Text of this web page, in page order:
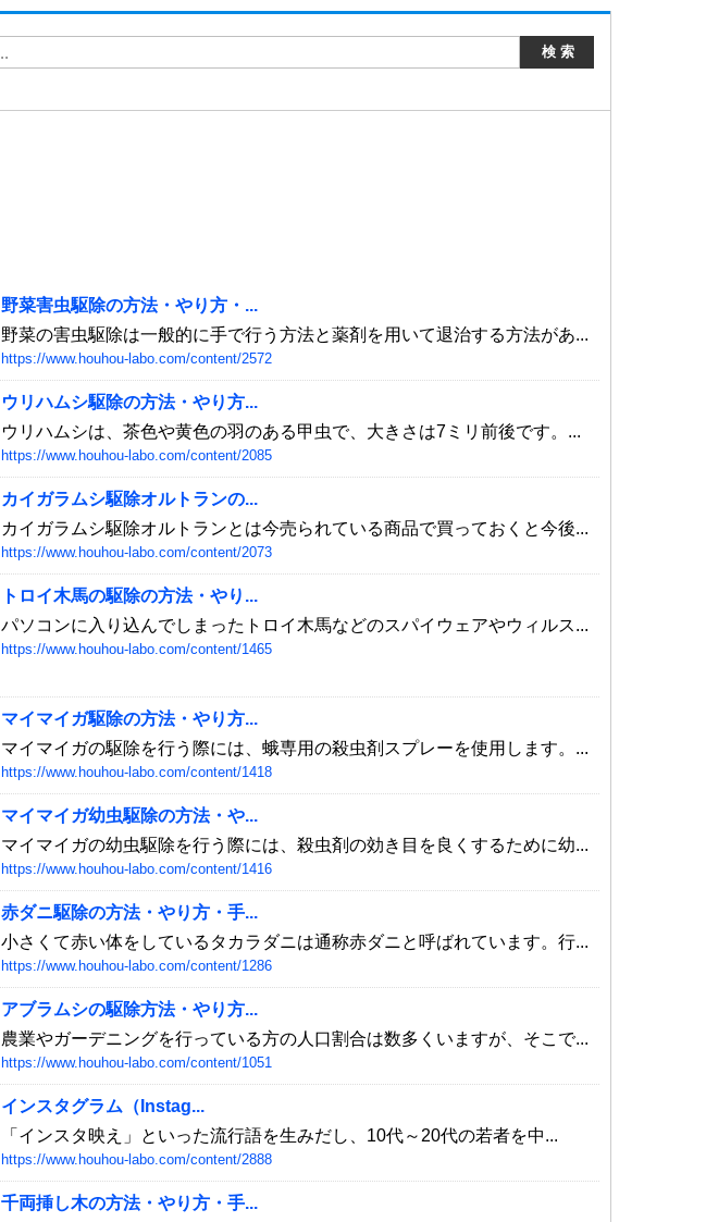
野菜害虫駆除の方法・やり方・...
野菜の害虫駆除は一般的に手で行う方法と薬剤を用いて退治する方法があ...
https://www.houhou-labo.com/content/2572
ウリハムシ駆除の方法・やり方...
ウリハムシは、茶色や黄色の羽のある甲虫で、大きさは7ミリ前後です。...
https://www.houhou-labo.com/content/2085
カイガラムシ駆除オルトランの...
カイガラムシ駆除オルトランとは今売られている商品で買っておくと今後...
https://www.houhou-labo.com/content/2073
トロイ木馬の駆除の方法・やり...
パソコンに入り込んでしまったトロイ木馬などのスパイウェアやウィルス...
https://www.houhou-labo.com/content/1465
マイマイガ駆除の方法・やり方...
マイマイガの駆除を行う際には、蛾専用の殺虫剤スプレーを使用します。...
https://www.houhou-labo.com/content/1418
マイマイガ幼虫駆除の方法・や...
マイマイガの幼虫駆除を行う際には、殺虫剤の効き目を良くするために幼...
https://www.houhou-labo.com/content/1416
赤ダニ駆除の方法・やり方・手...
小さくて赤い体をしているタカラダニは通称赤ダニと呼ばれています。行...
https://www.houhou-labo.com/content/1286
アブラムシの駆除方法・やり方...
農業やガーデニングを行っている方の人口割合は数多くいますが、そこで...
https://www.houhou-labo.com/content/1051
インスタグラム（Instag...
「インスタ映え」といった流行語を生みだし、10代～20代の若者を中...
https://www.houhou-labo.com/content/2888
千両挿し木の方法・やり方・手...